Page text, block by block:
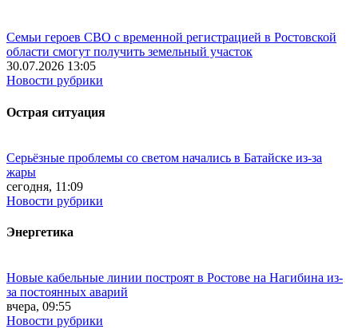
Семьи героев СВО с временной регистрацией в Ростовской
области смогут получить земельный участок
30.07.2026 13:05
Новости рубрики
Острая ситуация
Серьёзные проблемы со светом начались в Батайске из-за
жары
сегодня, 11:09
Новости рубрики
Энергетика
Новые кабельные линии построят в Ростове на Нагибина из-
за постоянных аварий
вчера, 09:55
Новости рубрики